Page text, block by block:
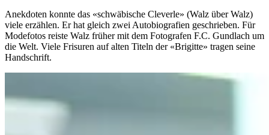
Anekdoten konnte das «schwäbische Cleverle» (Walz über Walz)
viele erzählen. Er hat gleich zwei Autobiografien geschrieben. Für
Modefotos reiste Walz früher mit dem Fotografen F.C. Gundlach um
die Welt. Viele Frisuren auf alten Titeln der «Brigitte» tragen seine
Handschrift.